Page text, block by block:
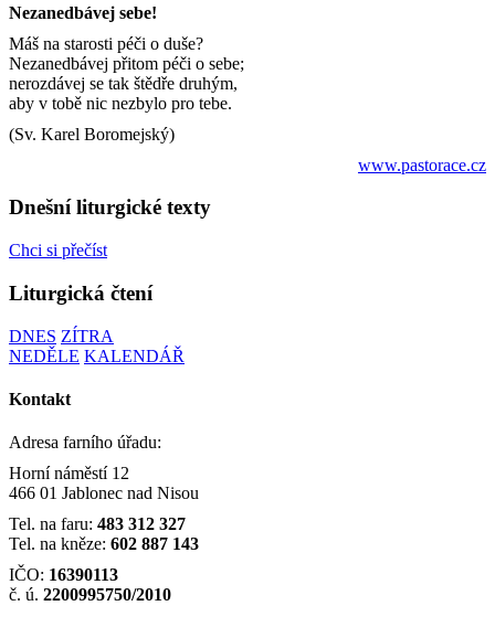
Nezanedbávej sebe!
Máš na starosti péči o duše?
Nezanedbávej přitom péči o sebe;
nerozdávej se tak štědře druhým,
aby v tobě nic nezbylo pro tebe.
(Sv. Karel Boromejský)
www.pastorace.cz
Dnešní liturgické texty
Chci si přečíst
Liturgická čtení
DNES ZÍTRA
NEDĚLE KALENDÁŘ
Kontakt
Adresa farního úřadu:
Horní náměstí 12
466 01 Jablonec nad Nisou
Tel. na faru: 483 312 327
Tel. na kněze: 602 887 143
IČO: 16390113
č. ú. 2200995750/2010